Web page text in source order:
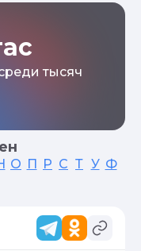
тысяч
О П Р С Т У Ф